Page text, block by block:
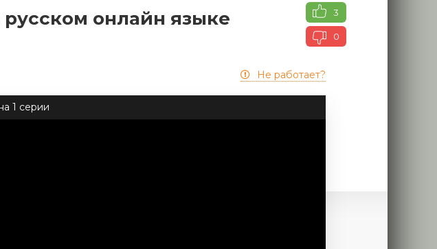
русском онлайн языке 3
0
Не работает?
1 серии